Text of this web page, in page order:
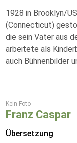
1928 in Brooklyn/
(Connecticut)
die sein Vater aus
arbeitete als
auch Bühnenbilder
Kein Foto
Franz Caspar
Übersetzung